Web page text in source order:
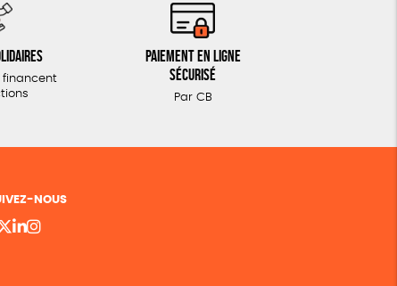
financent
Paiement en ligne
sécurisé
Par CB
NOUS